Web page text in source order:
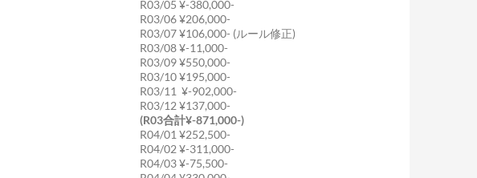
R03/05 ¥-380,000-
R03/06 ¥206,000-
R03/07 ¥106,000- (ルール修正)
R03/08 ¥-11,000-
R03/09 ¥550,000-
R03/10 ¥195,000-
R03/11 ¥-902,000-
R03/12 ¥137,000-
(R03合計¥-871,000-)
R04/01 ¥252,500-
R04/02 ¥-311,000-
R04/03 ¥-75,500-